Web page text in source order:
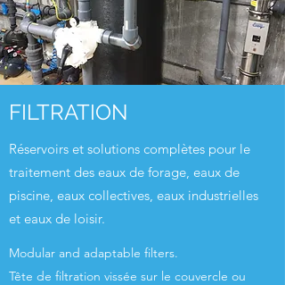
FILTRATION
Réservoirs et solutions complètes pour le
traitement des eaux de forage, eaux de
piscine, eaux collectives, eaux industrielles
et eaux de loisir.
Modular and adaptable filters.
Tête de filtration vissée sur le couvercle ou